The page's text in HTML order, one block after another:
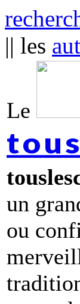
|| les
Le
un
ou